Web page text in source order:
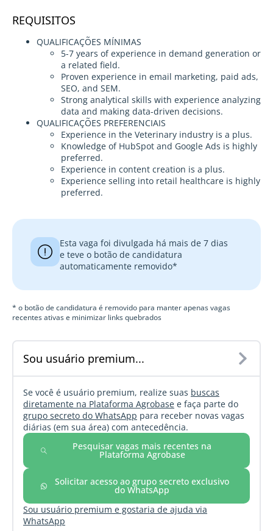
REQUISITOS
QUALIFICAÇÕES MÍNIMAS
5-7 years of experience in demand generation or
a related field.
Proven experience in email marketing, paid ads,
SEO, and SEM.
Strong analytical skills with experience analyzing
data and making data-driven decisions.
QUALIFICAÇÕES PREFERENCIAIS
Experience in the Veterinary industry is a plus.
Knowledge of HubSpot and Google Ads is highly
preferred.
Experience in content creation is a plus.
Experience selling into retail healthcare is highly
preferred.
Esta vaga foi divulgada há mais de 7 dias
e teve o botão de candidatura
automaticamente removido*
* o botão de candidatura é removido para manter apenas vagas
recentes ativas e minimizar links quebrados
Sou usuário premium...
Se você é usuário premium, realize suas buscas
diretamente na Plataforma Agrobase e faça parte do
grupo secreto do WhatsApp para receber novas vagas
diárias (em sua área) com antecedência.
Pesquisar vagas mais recentes na
Plataforma Agrobase
Solicitar acesso ao grupo secreto exclusivo
do WhatsApp
Sou usuário premium e gostaria de ajuda via
WhatsApp